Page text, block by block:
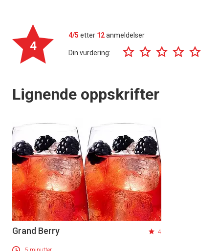
4
4/5 etter 12anmeldelser
Din vurdering:
Lignende oppskrifter
Grand Berry 4